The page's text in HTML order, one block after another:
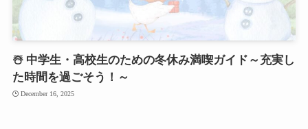
☃️ 中学生・高校生のための冬休み満喫ガイド～充実し
た時間を過ごそう！～
December 16, 2025